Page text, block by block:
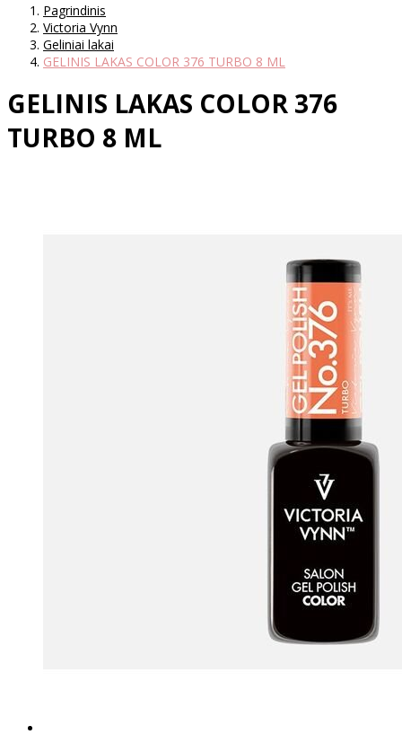
Pagrindinis
Victoria Vynn
Geliniai lakai
GELINIS LAKAS COLOR 376 TURBO 8 ML
GELINIS LAKAS COLOR 376
TURBO 8 ML